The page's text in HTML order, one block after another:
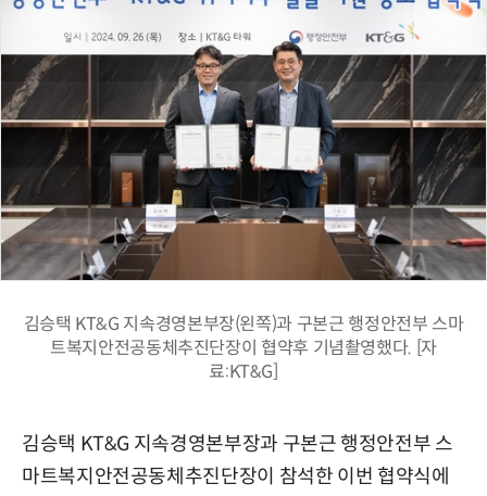
김승택 KT&G 지속경영본부장(왼쪽)과 구본근 행정안전부 스마
트복지안전공동체추진단장이 협약후 기념촬영했다. [자
료:KT&G]
김승택 KT&G 지속경영본부장과 구본근 행정안전부 스
마트복지안전공동체추진단장이 참석한 이번 협약식에